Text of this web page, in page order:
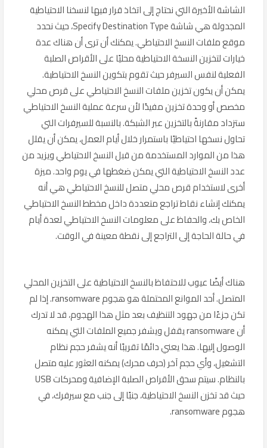
الشاشة الأخيرة التي نحتاج إلى اتخاذ قرار فيها لنسخنا الاحتياطية
المجدولة هي شاشة Specify Destination Type، حيث نحدد
موقع ملفات النسخ الاحتياطي. يمكنك أن ترى أن هناك عدة
خيارات لتخزين النسخة الاحتياطية محليًا على الأقراص الصلبة
الفعلية لنفس السيرفر حيث تقوم بتكوين النسخ الاحتياطية.
يمكن أن يكون تخزين ملفات النسخ الاحتياطي على قرص محلي
مخصص أو وحدة تخزين مفيدًا لأن سرعة عملية النسخ الاحتياطي
ستزداد مقارنةً بالتخزين عبر الشبكة. بالنسبة للسيرفرات التي
تحاول نسخها احتياطيًا باستمرار خلال أيام العمل، يمكن أن يقلل
هذا من الموارد المستخدمة من قبل النسخ الاحتياطي ويزيد من
عدد النسخ الاحتياطية التي يمكن ضغطها في يوم واحد. ميزة
أخرى لاستخدام قرص محلي متصل للنسخ الاحتياطي هي أنه
يمكنك إنشاء نقاط تراجع متعددة داخل مخطط النسخ الاحتياطي
الخاص بك، والحفاظ على معلومات النسخ الاحتياطي لعدة أيام
في حالة الحاجة إلى التراجع إلى نقطة معينة في الوقت.
هناك أيضًا عيوب للاحتفاظ بالنسخ الاحتياطية على التخزين المحلي
المتصل. أحد الموانع المحتملة هو هجوم ransomware. إذا لم
تكن جزءًا من جهود التنظيف بعد مثل هذا الهجوم، قد لا تدرك
أن ransomware يقفل ويشفر جميع الملفات التي يمكنه
الوصول إليها. هذا يعني دائمًا تقريبًا أنه يشفر حجم نظام
التشغيل، وأي حجم آخر (حرف محرك) يمكنه العثور عليه متصل
بالنظام. سيتم سحق الأقراص الصلبة الإضافية ومحركات USB
حيث قد تخزن النسخ الاحتياطية، جنبًا إلى جنب مع سيرفرك، في
هجوم ransomware.